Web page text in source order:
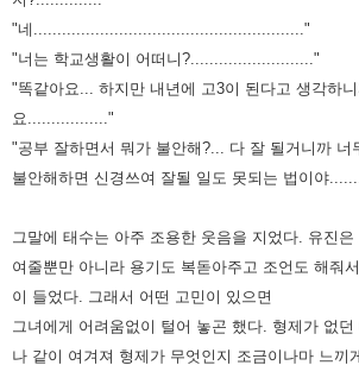
"네........................................................."
"너는 학교생활이 어떠니?.........................."
"똑같아요... 하지만 내년에 고3이 된다고 생각하
요................."
"공부 잘하면서 뭐가 불안해?... 다 잘 될거니까 너
불안해하면 신경쓰여 잘될 일도 못되는 법이야
그말에 태수는 아주 조용한 웃음을 지었다. 유진
여줄뿐만 아니라 용기도 복돋아주고 조언도 해줘
이 들었다. 그래서 어떤 고민이 있으면
그녀에게 어려움없이 털어 놓곤 했다. 형제가 없
나 같이 여겨져 형제가 무엇인지 조금이나마 느끼